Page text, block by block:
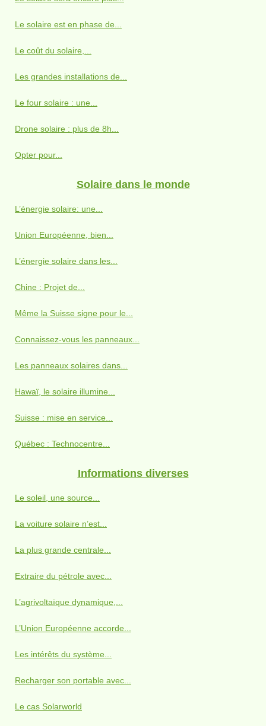
Le solaire est en phase de...
Le coût du solaire,...
Les grandes installations de...
Le four solaire : une...
Drone solaire : plus de 8h...
Opter pour...
Solaire dans le monde
L’énergie solaire: une...
Union Européenne, bien...
L’énergie solaire dans les...
Chine : Projet de...
Même la Suisse signe pour le...
Connaissez-vous les panneaux...
Les panneaux solaires dans...
Hawaï, le solaire illumine...
Suisse : mise en service...
Québec : Technocentre...
Informations diverses
Le soleil, une source...
La voiture solaire n’est...
La plus grande centrale...
Extraire du pétrole avec...
L’agrivoltaïque dynamique,...
L’Union Européenne accorde...
Les intérêts du système...
Recharger son portable avec...
Le cas Solarworld